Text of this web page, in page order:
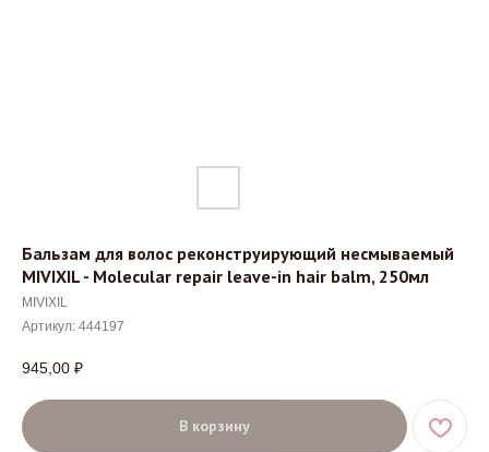
Бальзам для волос реконструирующий несмываемый
MIVIXIL - Molecular repair leave-in hair balm, 250мл
MIVIXIL
Артикул: 444197
945,00 ₽
В корзину